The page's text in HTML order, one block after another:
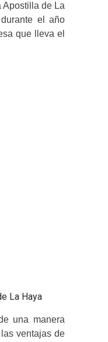
de La
el año
que lleva el
La Haya
una manera
ventajas de